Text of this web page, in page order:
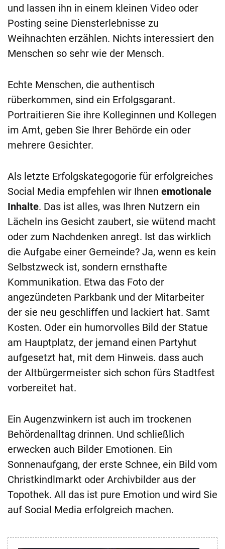
und lassen ihn in einem kleinen Video oder
Posting seine Diensterlebnisse zu
Weihnachten erzählen. Nichts interessiert den
Menschen so sehr wie der Mensch.
Echte Menschen, die authentisch
rüberkommen, sind ein Erfolgsgarant.
Portraitieren Sie ihre Kolleginnen und Kollegen
im Amt, geben Sie Ihrer Behörde ein oder
mehrere Gesichter.
Als letzte Erfolgskategogorie für erfolgreiches
Social Media empfehlen wir Ihnen emotionale
Inhalte. Das ist alles, was Ihren Nutzern ein
Lächeln ins Gesicht zaubert, sie wütend macht
oder zum Nachdenken anregt. Ist das wirklich
die Aufgabe einer Gemeinde? Ja, wenn es kein
Selbstzweck ist, sondern ernsthafte
Kommunikation. Etwa das Foto der
angezündeten Parkbank und der Mitarbeiter
der sie neu geschliffen und lackiert hat. Samt
Kosten. Oder ein humorvolles Bild der Statue
am Hauptplatz, der jemand einen Partyhut
aufgesetzt hat, mit dem Hinweis. dass auch
der Altbürgermeister sich schon fürs Stadtfest
vorbereitet hat.
Ein Augenzwinkern ist auch im trockenen
Behördenalltag drinnen. Und schließlich
erwecken auch Bilder Emotionen. Ein
Sonnenaufgang, der erste Schnee, ein Bild vom
Christkindlmarkt oder Archivbilder aus der
Topothek. All das ist pure Emotion und wird Sie
auf Social Media erfolgreich machen.